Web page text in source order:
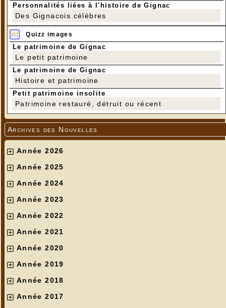
Personnalités liées à l'histoire de Gignac
Des Gignacois célèbres
Quizz images
Le patrimoine de Gignac
Le petit patrimoine
Le patrimoine de Gignac
Histoire et patrimoine
Petit patrimoine insolite
Patrimoine restauré, détruit ou récent
Archives des Nouvelles
Année 2026
Année 2025
Année 2024
Année 2023
Année 2022
Année 2021
Année 2020
Année 2019
Année 2018
Année 2017